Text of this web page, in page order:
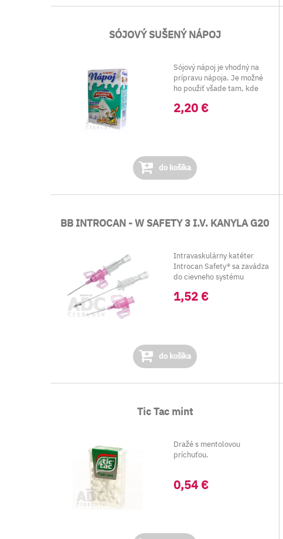
SÓJOVÝ SUŠENÝ NÁPOJ
Sójový nápoj je vhodný na
prípravu nápoja. Je možné
ho použiť všade tam, kde
2,20 €
do košíka
BB INTROCAN - W SAFETY 3 I.V. KANYLA G20
Intravaskulárny katéter
Introcan Safety® sa zavádza
do cievneho systému
1,52 €
do košíka
Tic Tac mint
Dražé s mentolovou
príchuťou.
0,54 €